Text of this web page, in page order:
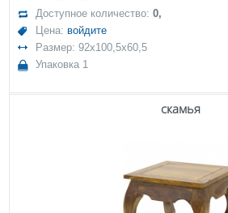
Доступное количество:0,
Цена: войдите
Размер: 92x100,5x60,5
Упаковка 1
скамья